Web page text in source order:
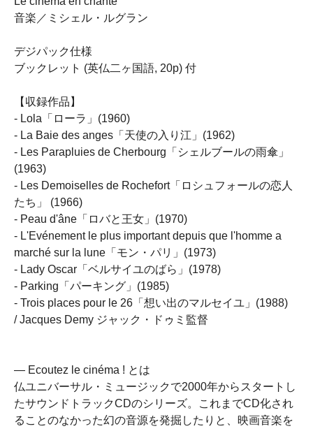
音楽／ミシェル・ルグラン
デジパック仕様
ブックレット (英仏二ヶ国語, 20p) 付
【収録作品】
- Lola「ローラ」(1960)
- La Baie des anges「天使の入り江」(1962)
- Les Parapluies de Cherbourg「シェルブールの雨傘」
(1963)
- Les Demoiselles de Rochefort「ロシュフォールの恋人
たち」 (1966)
- Peau d'âne「ロバと王女」(1970)
- L'Evénement le plus important depuis que l'homme a
marché sur la lune「モン・パリ」(1973)
- Lady Oscar「ベルサイユのばら」(1978)
- Parking「パーキング」(1985)
- Trois places pour le 26「想い出のマルセイユ」(1988)
/ Jacques Demy ジャック・ドゥミ監督
― Ecoutez le cinéma ! とは
仏ユニバーサル・ミュージックで2000年からスタートし
たサウンドトラックCDのシリーズ。これまでCD化され
ることのなかった幻の音源を発掘したりと、映画音楽を